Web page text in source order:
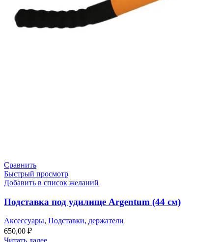
Сравнить
Быстрый просмотр
Добавить в список желаний
Подставка под удилище Argentum (44 см)
Аксессуары, Подставки, держатели
650,00 ₽